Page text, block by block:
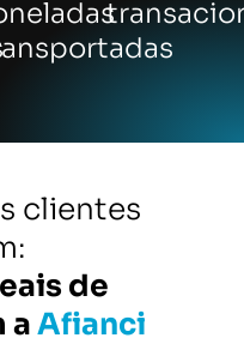
clientes
de
aAfianci